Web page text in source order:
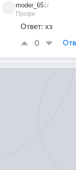
moder_65
Профи
1г
Ответ: хз
0